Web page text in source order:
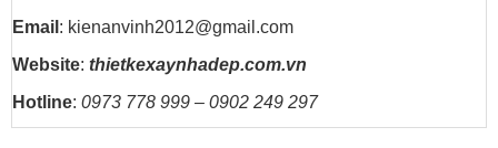
Email : kienanvinh2012@gmail.com
Website: thietkexaynhadep.com.vn
Hotline: 0973 778 999 – 0902 249 297